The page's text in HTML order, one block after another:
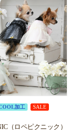
加工 SALE
（ロペピクニック）